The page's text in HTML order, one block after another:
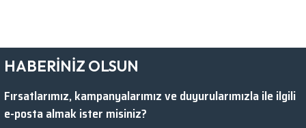
HABERİNİZ OLSUN
Fırsatlarımız, kampanyalarımız ve duyurularımızla ile ilgili
e-posta almak ister misiniz?